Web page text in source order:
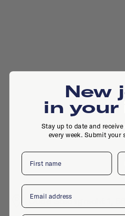
Oude Stadsgracht 1,
New
in your
Stay up to date and
every week. Submit your
First name
Email